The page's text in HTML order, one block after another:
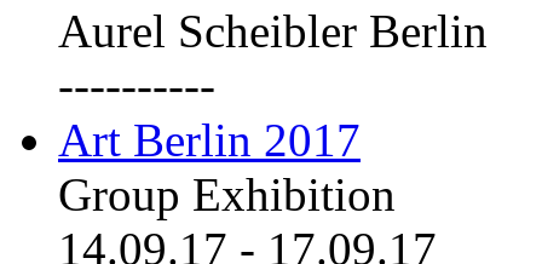
Aurel Scheibler Berlin
----------
Art Berlin 2017
Group Exhibition
14.09.17 - 17.09.17